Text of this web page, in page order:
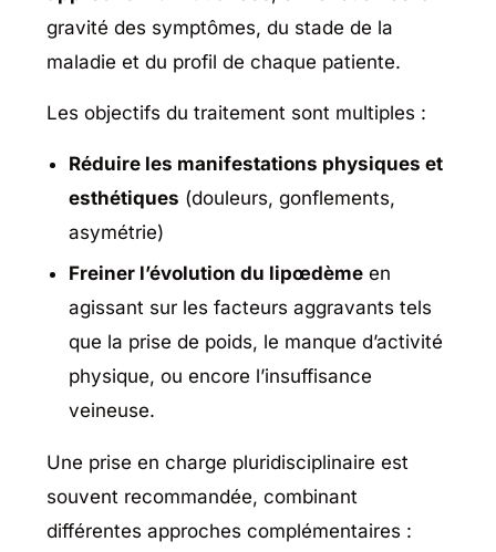
gravité des symptômes, du stade de la
maladie et du profil de chaque patiente.
Les objectifs du traitement sont multiples :
Réduire les manifestations physiques et
esthétiques (douleurs, gonflements,
asymétrie)
Freiner l’évolution du lipœdème en
agissant sur les facteurs aggravants tels
que la prise de poids, le manque d’activité
physique, ou encore l’insuffisance
veineuse.
Une prise en charge pluridisciplinaire est
souvent recommandée, combinant
différentes approches complémentaires :